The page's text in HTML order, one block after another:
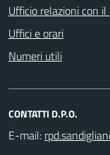
Ufficio relazioni con il
Uffici e orari
Numeri utili
CONTATTI D.P.O.
E-mail: